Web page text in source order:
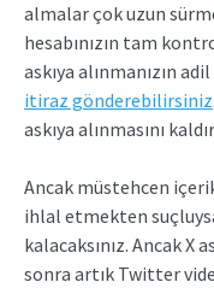
almalar çok uzun
hesabınızın tam
askıya alınmanızın
itiraz gönderebilirsiniz
askıya alınmasını
Ancak müstehcen
ihlal etmekten
kalacaksınız. Ancak
sonra artık Twitter